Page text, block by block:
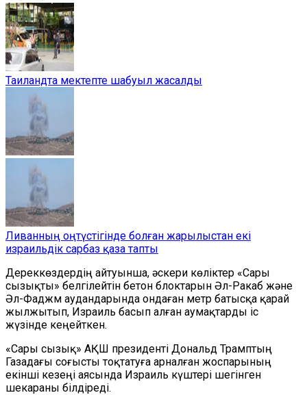
Таиландта мектепте шабуыл жасалды
Ливанның оңтүстігінде болған жарылыстан екі
израильдік сарбаз қаза тапты
Дереккөздердің айтуынша, әскери көліктер «Сары
сызықты» белгілейтін бетон блоктарын Әл-Ракаб және
Әл-Фаджм аудандарында ондаған метр батысқа қарай
жылжытып, Израиль басып алған аумақтарды іс
жүзінде кеңейткен.
«Сары сызық» АҚШ президенті Дональд Трамптың
Газадағы соғысты тоқтатуға арналған жоспарының
екінші кезеңі аясында Израиль күштері шегінген
шекараны білдіреді.